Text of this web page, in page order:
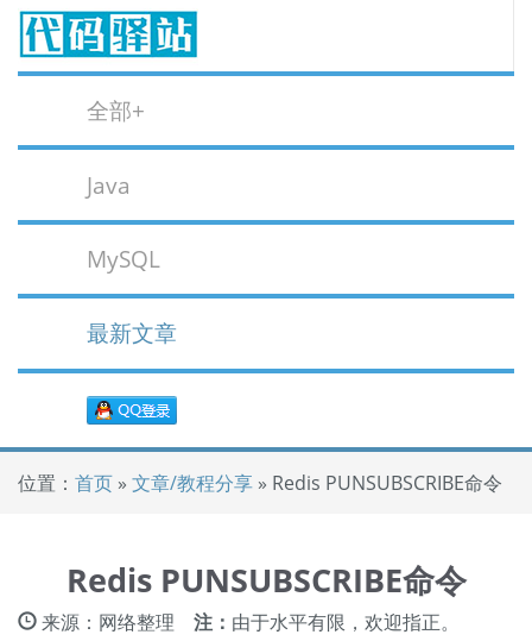
全部+
Java
MySQL
最新文章
位置： 首页 » 文章/教程分享 » Redis PUNSUBSCRIBE命令
Redis PUNSUBSCRIBE命令
来源：网络整理 注： 由于水平有限，欢迎指正。